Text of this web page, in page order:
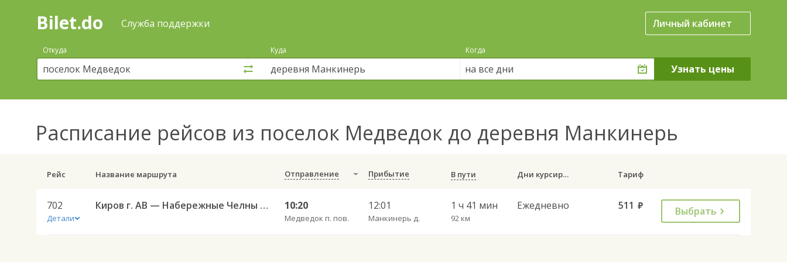
Поиск
покупка
билетов
автобус
онлайн
Bilet.do Служба поддержки Личный кабинет
Откуда Куда Когда
на все дни
Расписание рейсов из поселок Медведок до деревня Манкинерь
Рейс Название маршрута Отправление Прибытие В пути Дни курсирования Тариф
702
Детали
Киров г. АВ — Набережные Челны АВ 702 10:20
Медведок п. пов.
12:01
Манкинерь д.
1 ч 41 мин
92 км
Ежедневно 511 руб. Выбрать